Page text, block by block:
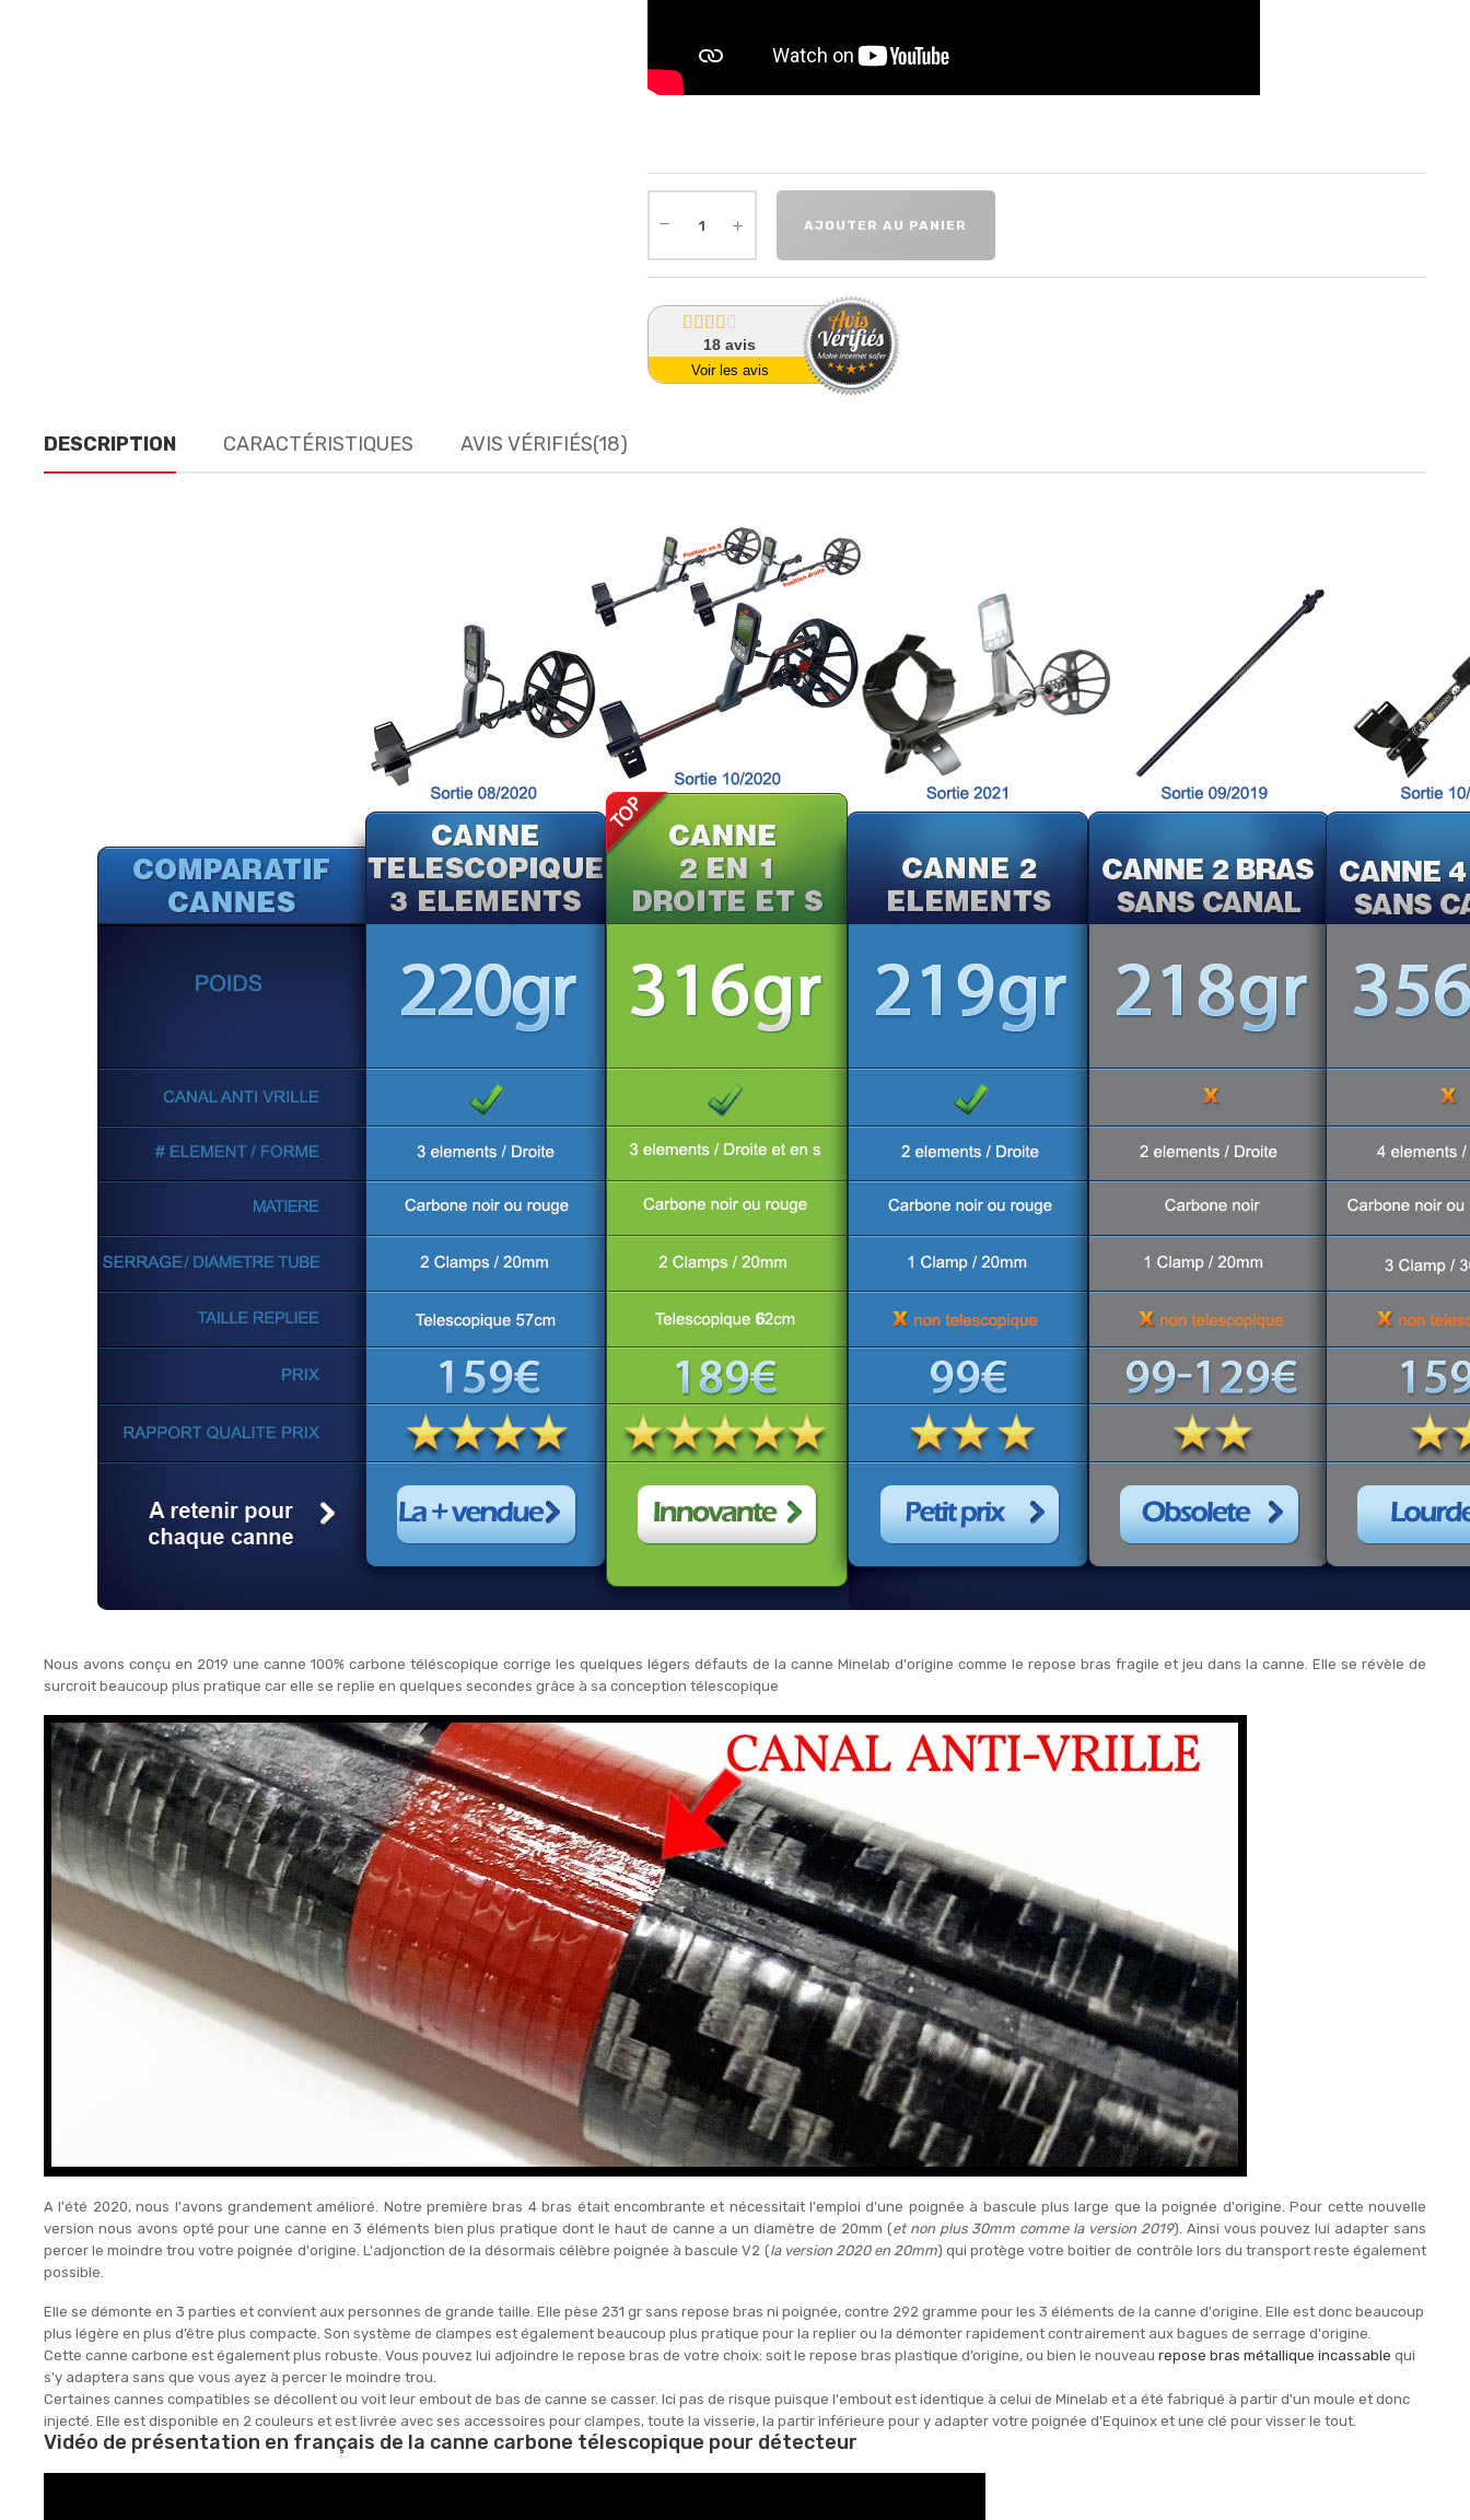
AJOUTER AU PANIER
18 avis
Voir les avis
DESCRIPTION CARACTÉRISTIQUES AVIS VÉRIFIÉS(18)
Nous avons conçu en 2019 une canne 100% carbone téléscopique corrige les quelques légers défauts de la canne Minelab d'origine comme le repose bras fragile et jeu dans la canne. Elle se révèle de
surcroit beaucoup plus pratique car elle se replie en quelques secondes grâce à sa conception télescopique
A l'été 2020, nous l'avons grandement amélioré. Notre première bras 4 bras était encombrante et nécessitait l'emploi d'une poignée à bascule plus large que la poignée d'origine. Pour cette nouvelle
version nous avons opté pour une canne en 3 éléments bien plus pratique dont le haut de canne a un diamètre de 20mm (et non plus 30mm comme la version 2019). Ainsi vous pouvez lui adapter sans
percer le moindre trou votre poignée d'origine. L'adjonction de la désormais célèbre poignée à bascule V2 (la version 2020 en 20mm) qui protège votre boitier de contrôle lors du transport reste également
possible.
Elle se démonte en 3 parties et convient aux personnes de grande taille. Elle pèse 231 gr sans repose bras ni poignée, contre 292 gramme pour les 3 éléments de la canne d'origine. Elle est donc beaucoup
plus légère en plus d’être plus compacte. Son système de clampes est également beaucoup plus pratique pour la replier ou la démonter rapidement contrairement aux bagues de serrage d'origine.
Cette canne carbone est également plus robuste. Vous pouvez lui adjoindre le repose bras de votre choix: soit le repose bras plastique d’origine, ou bien le nouveau repose bras métallique incassable qui
s'y adaptera sans que vous ayez à percer le moindre trou.
Certaines cannes compatibles se décollent ou voit leur embout de bas de canne se casser. Ici pas de risque puisque l'embout est identique à celui de Minelab et a été fabriqué à partir d'un moule et donc
injecté. Elle est disponible en 2 couleurs et est livrée avec ses accessoires pour clampes, toute la visserie, la partir inférieure pour y adapter votre poignée d'Equinox et une clé pour visser le tout.
Vidéo de présentation en français de la canne carbone télescopique pour détecteur